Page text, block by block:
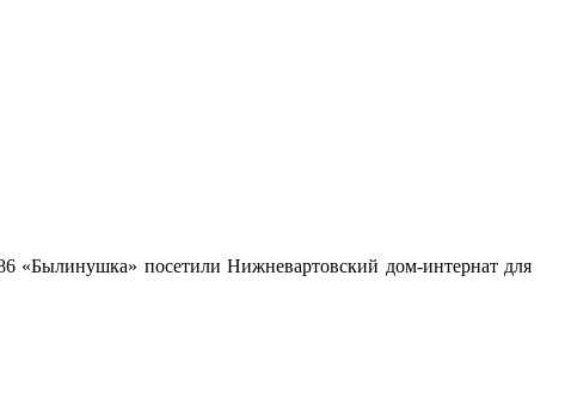
«Былинушка» посетили Нижневартовский дом-интернат для